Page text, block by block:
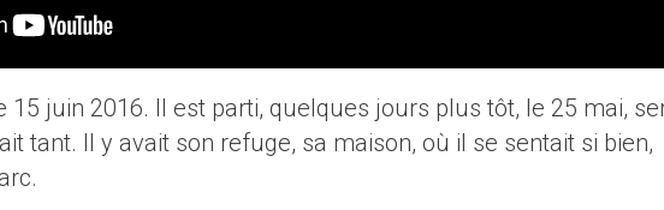
15 juin 2016. Il est parti, quelques jours plus tôt, le 25 mai,
tant. Il y avait son refuge, sa maison, où il se sentait si bien,